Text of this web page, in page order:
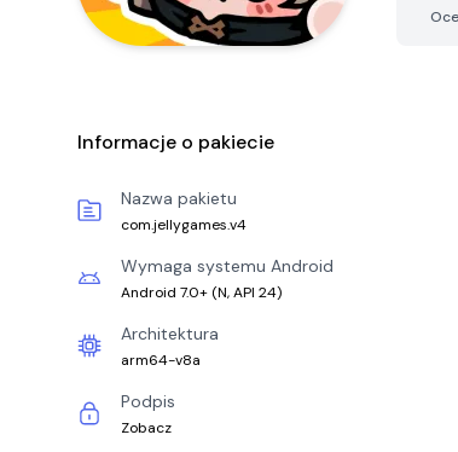
Informacje o pakiecie
Nazwa pakietu
com.jellygames.v4
Wymaga systemu Android
Android 7.0+ (N, API 24)
Architektura
arm64-v8a
Podpis
Zobacz